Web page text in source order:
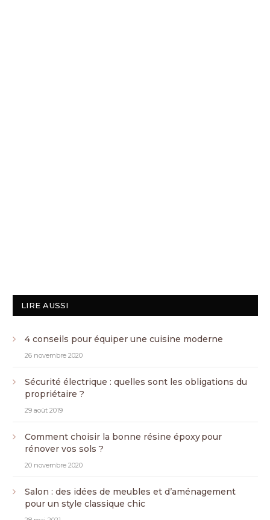
LIRE AUSSI
4 conseils pour équiper une cuisine moderne
26 novembre 2020
Sécurité électrique : quelles sont les obligations du
propriétaire ?
29 août 2019
Comment choisir la bonne résine époxy pour
rénover vos sols ?
20 novembre 2020
Salon : des idées de meubles et d’aménagement
pour un style classique chic